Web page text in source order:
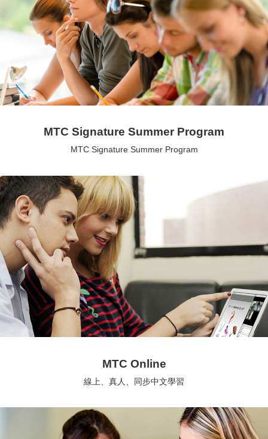
MTC Signature Summer Program
MTC Signature Summer Program
MTC Online
線上、真人、同步中文學習